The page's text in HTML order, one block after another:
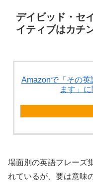
デイビッド・セ
イティブはカチ
Amazonで「その英
ます」
場面別の英語フレーズ
れているが、要は意味